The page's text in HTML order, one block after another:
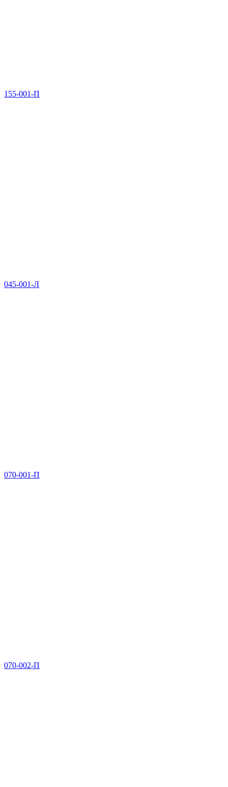
155-001-П
045-001-Л
070-001-П
070-002-П